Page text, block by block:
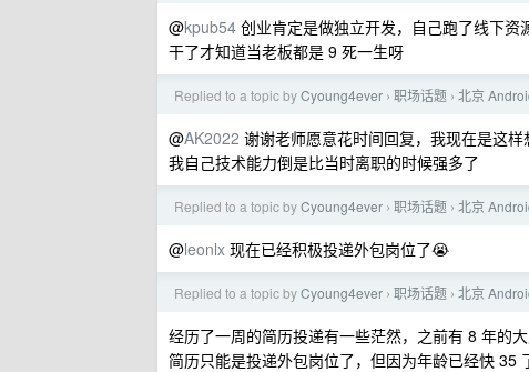
@kpub54 创业肯定是做独立开发，自己跑了线下资
干了才知道当老板都是 9 死一生呀
Replied to a topic byCyoung4ever › 职场话题 › 北京
@AK2022 谢谢老师愿意花时间回复，我现在是这
我自己技术能力倒是比当时离职的时候强多了
Replied to a topic byCyoung4ever › 职场话题 › 北京
@leonlx 现在已经积极投递外包岗位了😭
Replied to a topic byCyoung4ever › 职场话题 › 北京
经历了一周的简历投递有一些茫然，之前有 8 年的
简历只能是投递外包岗位了，但因为年龄已经快 35